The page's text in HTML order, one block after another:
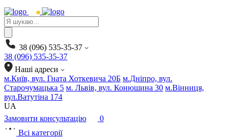
Products
search
38 (096) 535-35-37
38 (096) 535-35-37
Наші адреси
м.Київ, вул. Гната Хоткевича 20Б м.Дніпро, вул.
Старочумацька 5 м. Львів, вул. Конюшина 30 м.Вінниця,
вул.Ватутіна 174
UA
Замовити консультацію
0
Всі категорії